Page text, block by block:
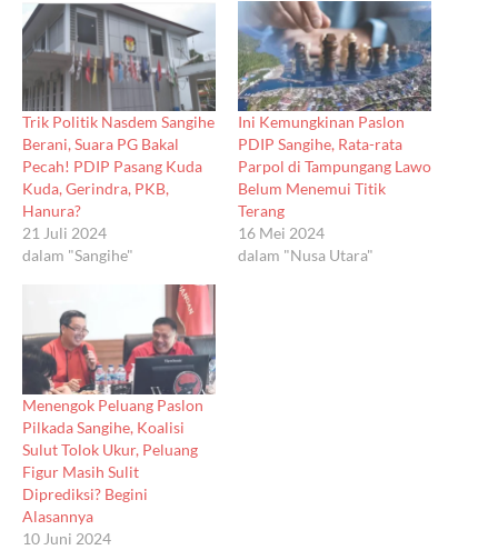
Trik Politik Nasdem Sangihe
Berani, Suara PG Bakal
Pecah! PDIP Pasang Kuda
Kuda, Gerindra, PKB,
Hanura?
21 Juli 2024
dalam "Sangihe"
Ini Kemungkinan Paslon
PDIP Sangihe, Rata-rata
Parpol di Tampungang Lawo
Belum Menemui Titik
Terang
16 Mei 2024
dalam "Nusa Utara"
Menengok Peluang Paslon
Pilkada Sangihe, Koalisi
Sulut Tolok Ukur, Peluang
Figur Masih Sulit
Diprediksi? Begini
Alasannya
10 Juni 2024